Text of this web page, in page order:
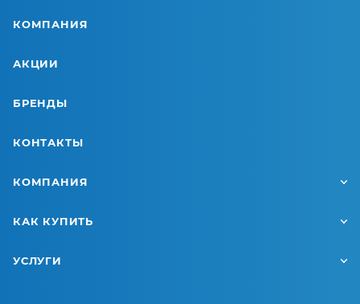
КОМПАНИЯ
АКЦИИ
БРЕНДЫ
КОНТАКТЫ
КОМПАНИЯ
КАК КУПИТЬ
УСЛУГИ